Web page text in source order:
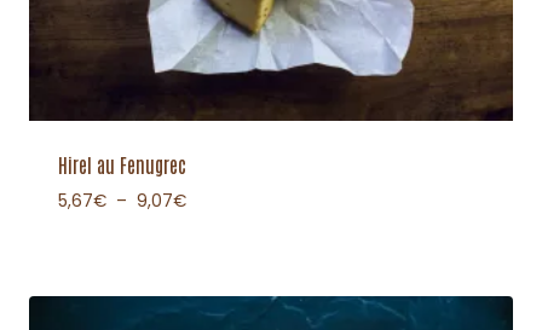
Hirel au Fenugrec
5,67€ – 9,07€